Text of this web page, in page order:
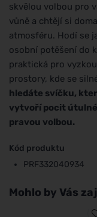
skvělou volbou pro
vůně a chtějí si
atmosféru. Hodí se
osobní potěšení do
praktická pro
prostory, kde se
hledáte svíčku,
vytvoří pocit
pravou volbou.
Kód produktu
PRF332040934
Mohlo by Vás